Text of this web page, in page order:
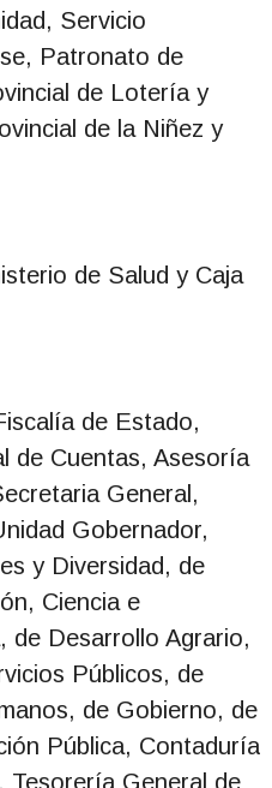
Servicio
Patronato de
de Lotería y
de la Niñez y
de Salud y Caja
de Estado,
de Cuentas, Asesoría
General,
Gobernador,
y Diversidad, de
Ciencia e
de Desarrollo Agrario,
Públicos, de
de Gobierno, de
Pública, Contaduría
Tesorería General de